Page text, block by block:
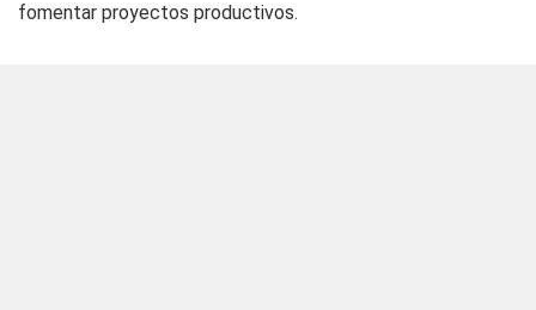
fomentar proyectos productivos.